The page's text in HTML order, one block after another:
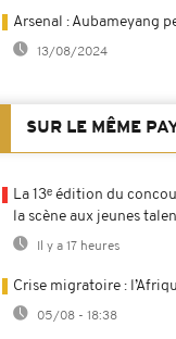
Arsenal : Aubameyang
13/08/2024
SUR LE MÊME
La 13ᵉ édition du
la scène aux jeunes
Il y a 17 heures
Crise migratoire :
05/08 - 18:38